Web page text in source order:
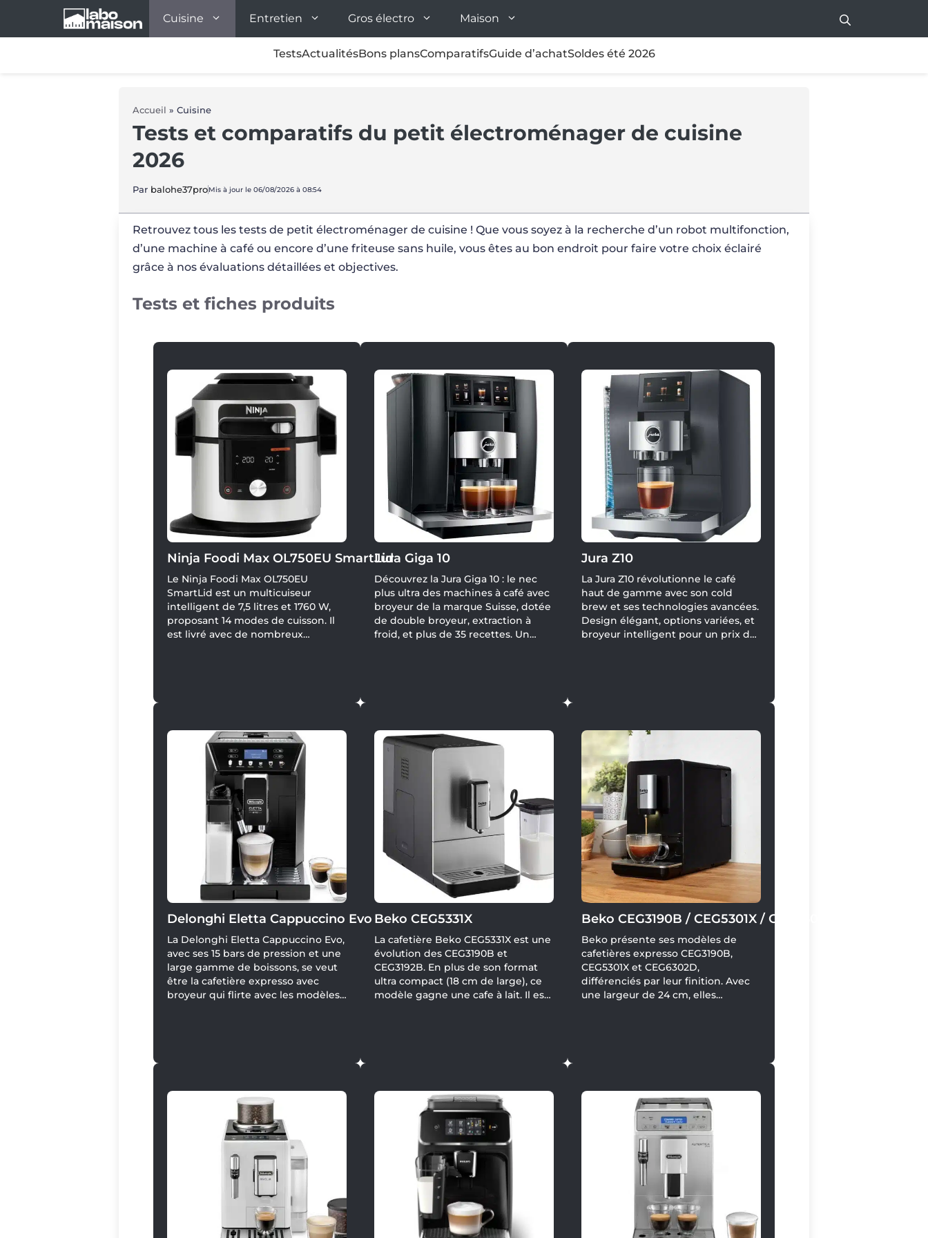
Cuisine Entretien Gros électro Maison
TestsActualitésBons plansComparatifsGuide d’achatSoldes été 2026
Accueil » Cuisine
Tests et comparatifs du petit électroménager de cuisine
2026
Par balohe37proMis à jour le 06/08/2026 à 08:54
Retrouvez tous les tests de petit électroménager de cuisine ! Que vous soyez à la recherche d’un robot multifonction,
d’une machine à café ou encore d’une friteuse sans huile, vous êtes au bon endroit pour faire votre choix éclairé
grâce à nos évaluations détaillées et objectives.
Tests et fiches produits
Ninja Foodi Max OL750EU SmartLid
Le Ninja Foodi Max OL750EU
SmartLid est un multicuiseur
intelligent de 7,5 litres et 1760 W,
proposant 14 modes de cuisson. Il
est livré avec de nombreux
Jura Giga 10
Découvrez la Jura Giga 10 : le nec
plus ultra des machines à café avec
broyeur de la marque Suisse, dotée
de double broyeur, extraction à
froid, et plus de 35 recettes. Un
Jura Z10
La Jura Z10 révolutionne le café
haut de gamme avec son cold
brew et ses technologies avancées.
Design élégant, options variées, et
broyeur intelligent pour un prix de
Delonghi Eletta Cappuccino Evo
La Delonghi Eletta Cappuccino Evo,
avec ses 15 bars de pression et une
large gamme de boissons, se veut
être la cafetière expresso avec
broyeur qui flirte avec les modèles
Beko CEG5331X
La cafetière Beko CEG5331X est une
évolution des CEG3190B et
CEG3192B. En plus de son format
ultra compact (18 cm de large), ce
modèle gagne une cafe à lait. Il est
Beko CEG3190B / CEG5301X / CEG6302D
Beko présente ses modèles de
cafetières expresso CEG3190B,
CEG5301X et CEG6302D,
différenciés par leur finition. Avec
une largeur de 24 cm, elles